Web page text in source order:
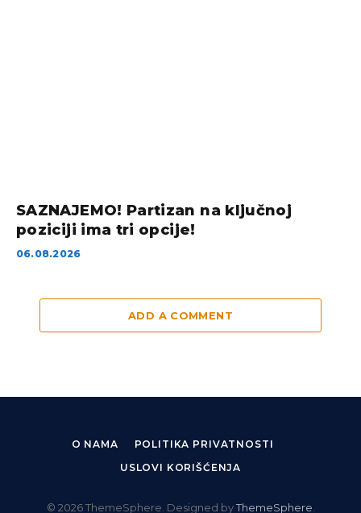
SAZNAJEMO! Partizan na ključnoj
poziciji ima tri opcije!
06.08.2026
ADD A COMMENT
O NAMA
POLITIKA PRIVATNOSTI
USLOVI KORIŠĆENJA
© 2026 ThemeSphere. Designed byThemeSphere